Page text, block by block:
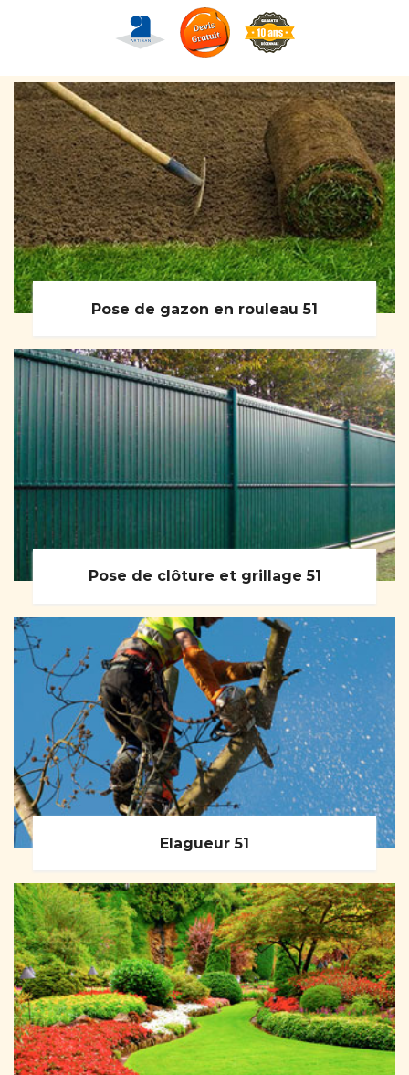
Pose de gazon en rouleau 51
Pose de clôture et grillage 51
Elagueur 51